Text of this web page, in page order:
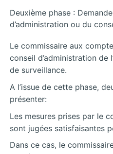
Deuxième phase :
d’administration ou du
Le commissaire aux
conseil d’administration de
de surveillance.
A l’issue de cette phase,
présenter:
Les mesures prises par le
sont jugées satisfaisantes
Dans ce cas, le